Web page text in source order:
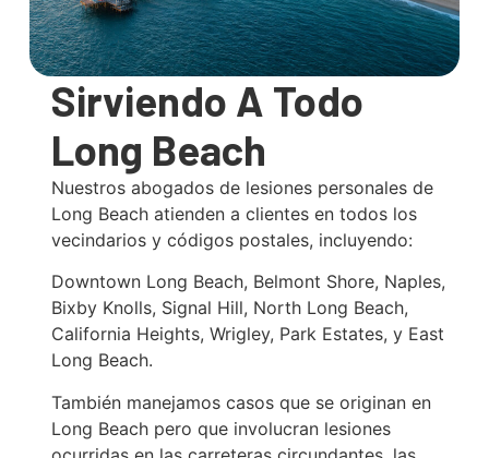
Sirviendo A Todo
Long Beach
Nuestros abogados de lesiones personales de
Long Beach atienden a clientes en todos los
vecindarios y códigos postales, incluyendo:
Downtown Long Beach, Belmont Shore, Naples,
Bixby Knolls, Signal Hill, North Long Beach,
California Heights, Wrigley, Park Estates, y East
Long Beach.
También manejamos casos que se originan en
Long Beach pero que involucran lesiones